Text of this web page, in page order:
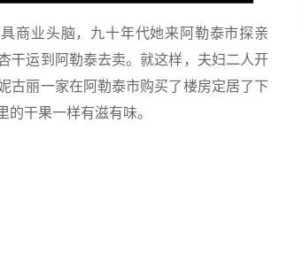
业头脑，九十年代她来阿勒泰市探亲
干运到阿勒泰去卖。就这样，夫妇二人开
古丽一家在阿勒泰市购买了楼房定居了下
干果一样有滋有味。